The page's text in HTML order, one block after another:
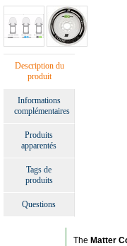
Description du
produit
Informations
complémentaires
Produits
apparentés
Tags de
produits
Questions
The Matter